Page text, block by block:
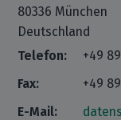
80336 München
Deutschland
Telefon:
+49
Fax:
+49
E-Mail: